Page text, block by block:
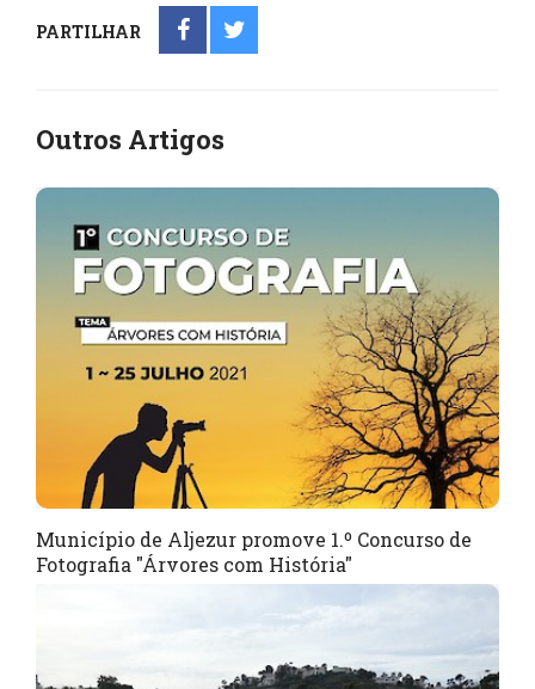
PARTILHAR
Outros Artigos
Município de Aljezur promove 1.º Concurso de
Fotografia "Árvores com História"